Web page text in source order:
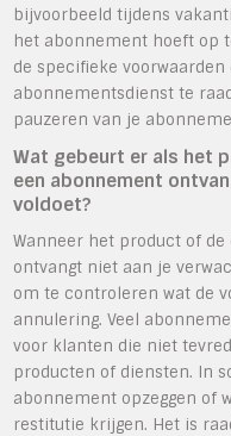
bijvoorbeeld tijdens
het abonnement hoeft op
de specifieke
abonnementsdienst te
pauzeren van je
Wat gebeurt er als het
een abonnement
voldoet?
Wanneer het product of
ontvangt niet aan je
om te controleren wat de
annulering. Veel
voor klanten die niet
producten of diensten. In
abonnement opzeggen of
restitutie krijgen. Het is